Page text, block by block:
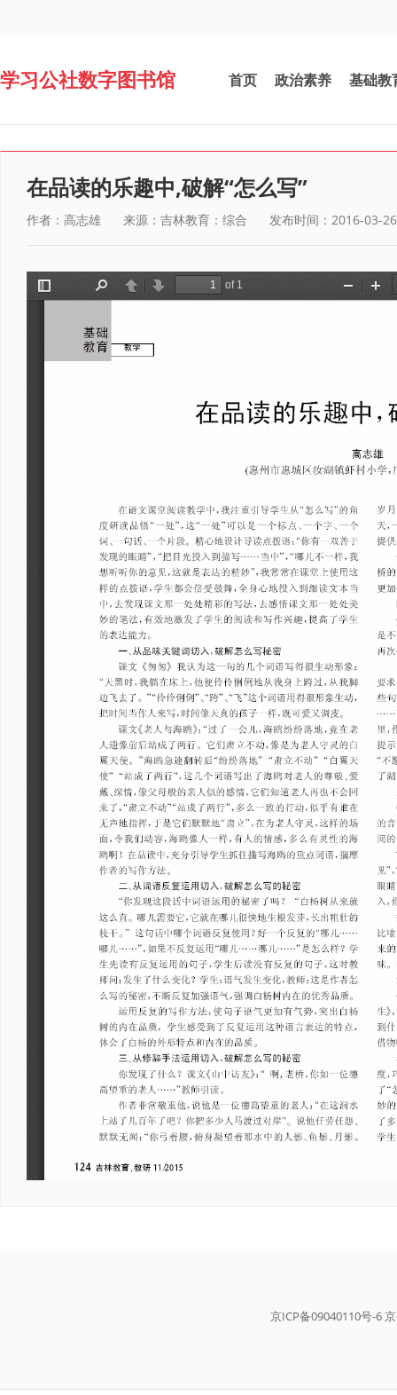
学习公社数字图书馆 首页 政治素养 基础教
在品读的乐趣中,破解“怎么写”
作者：高志雄 来源：吉林教育：综合 发布时间：2016-03-26
京ICP备09040110号-6